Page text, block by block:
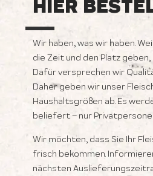
HIER
Wir haben, was wir haben.
die Zeit und den Platz geben,
Dafür versprechen wir
Daher geben wir unser
Haushaltsgrößen ab. Es
beliefert – nur
Wir möchten, dass Sie Ihr
frisch bekommen.
nächsten